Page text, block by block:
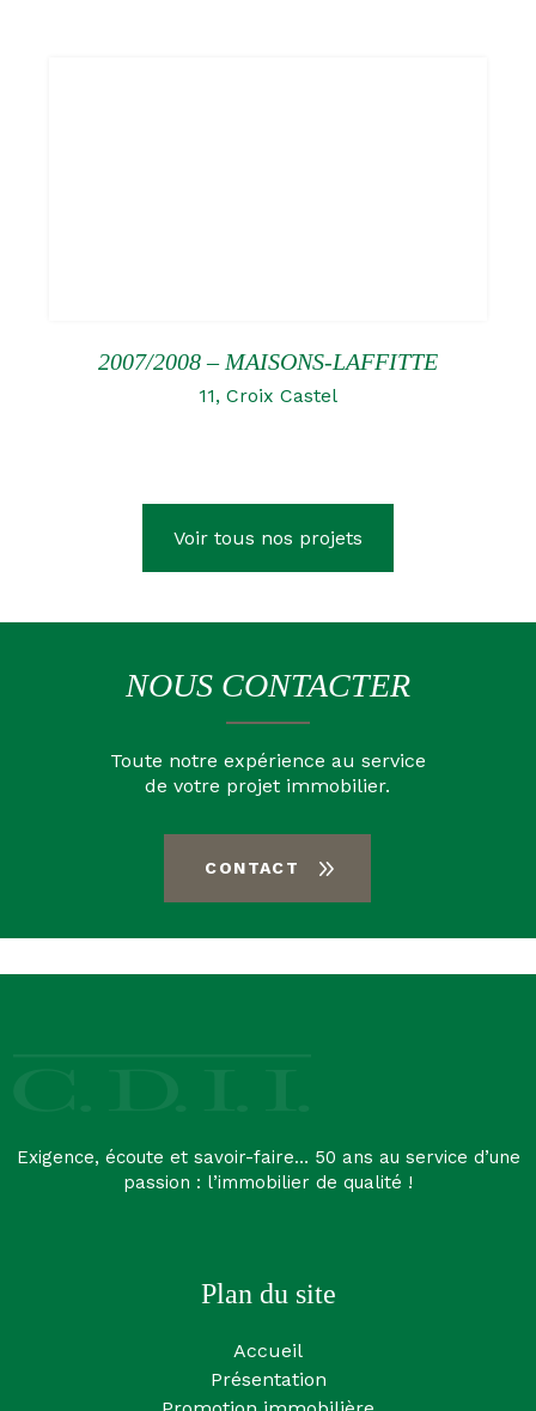
2007/2008 – MAISONS-LAFFITTE
11, Croix Castel
Voir tous nos projets
NOUS CONTACTER
Toute notre expérience au service
de votre projet immobilier.
CONTACT
Exigence, écoute et savoir-faire… 50 ans au service d’une
passion : l’immobilier de qualité !
Plan du site
Accueil
Présentation